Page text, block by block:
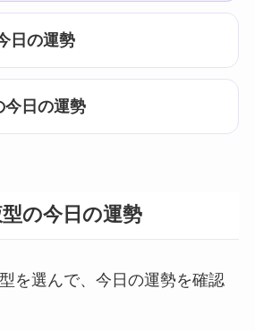
日の運勢
日の運勢
の今日の運勢
を選んで、今日の運勢を確認